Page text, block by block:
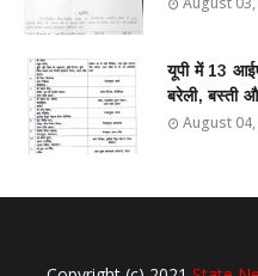
यूपी में 13
बरेली, बस्ती
August